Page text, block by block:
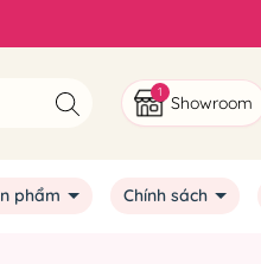
1
Showroom
phẩm Chính sách